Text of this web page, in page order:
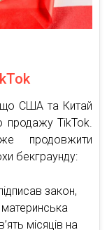
США та Китай
продажу TikTok.
продовжити
бекграунду:
закон,
місяців на